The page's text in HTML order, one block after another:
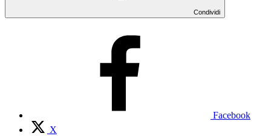
Condividi
Facebook
X